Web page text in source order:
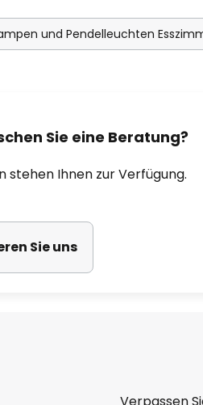
und Pendelleuchten
Sie eine Beratung?
stehen Ihnen zur Verfügung.
Sie uns
Verpassen